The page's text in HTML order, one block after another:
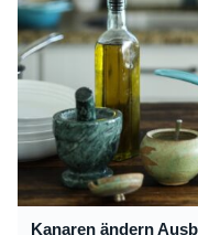
Kanaren ändern